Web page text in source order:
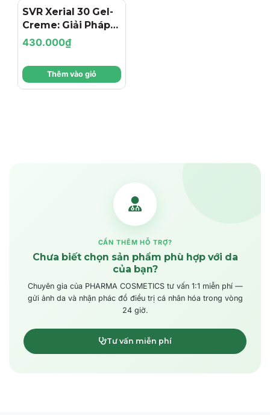
SVR Xerial 30 Gel-
Creme: Giải Pháp
Đánh Bay Viêm
Nang Lông Và Da
Dày Sừng
430.000₫
Thêm vào giỏ
CẦN THÊM HỖ TRỢ?
Chưa biết chọn sản phẩm phù hợp với da
của bạn?
Chuyên gia của PHARMA COSMETICS tư vấn 1:1 miễn phí —
gửi ảnh da và nhận phác đồ điều trị cá nhân hóa trong vòng
24 giờ.
Tư vấn miễn phí